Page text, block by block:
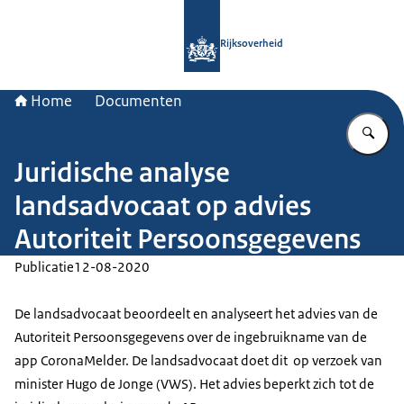
Rijksoverheid
Home Documenten
Juridische analyse
landsadvocaat op advies
Autoriteit Persoonsgegevens
Publicatie12-08-2020
De landsadvocaat beoordeelt en analyseert het advies van de
Autoriteit Persoonsgegevens over de ingebruikname van de
app CoronaMelder. De landsadvocaat doet dit op verzoek van
minister Hugo de Jonge (VWS). Het advies beperkt zich tot de